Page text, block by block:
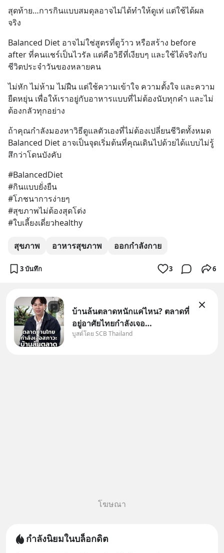
สุดท้าย…การกินแบบสมดุลอาจไม่ได้ทำให้ดูเท่ แต่ใช้ได้ผล
จริง
Balanced Diet อาจไม่ใช่สูตรที่ดูว้าว หรือสร้าง before
after ที่คนแชร์เป็นไวรัล แต่คือวิธีที่เงียบๆ และใช้ได้จริงกับ
ชีวิตประจำวันของหลายคน
ไม่หัก ไม่ห้าม ไม่ฝืน แต่ใช้ความเข้าใจ ความตั้งใจ และความ
ยืดหยุ่น เพื่อให้เราอยู่กับอาหารแบบที่ไม่ต้องนับทุกคำ และไม่
ต้องกลัวทุกอย่าง
ถ้าคุณกำลังมองหาวิธีดูแลตัวเองที่ไม่ต้องเปลี่ยนชีวิตทั้งหมด
Balanced Diet อาจเป็นจุดเริ่มต้นที่คุณเดินไปด้วยได้แบบไม่รู้
สึกว่าโดนบังคับ
#BalancedDiet
#กินแบบยั่งยืน
#โภชนาการง่ายๆ
#สุขภาพไม่ต้องสุดโต่ง
#ใบเลี้ยงเดี่ยวhealthy
สุขภาพ อาหารสุขภาพ ออกกำลังกาย
3 บันทึก 3 6
บ้านล้นตลาดหนักแค่ไหน? ตลาดที่
อยู่อาศัยไทยกำลังเจอ
Oversupply หนักกว่าที่คิด และ
บูสต์โดย SCB Thailand
โฆษณา
กำลังนิยมในบล็อกดิต